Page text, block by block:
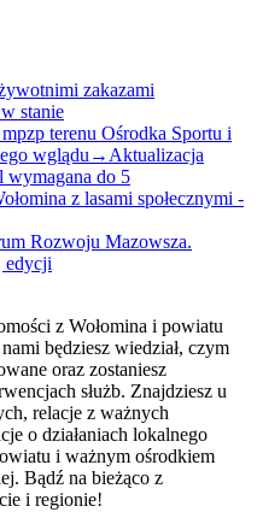
zakazami
stanie
terenu Ośrodka Sportu i
wglądu → Aktualizacja
do 5
z lasami społecznymi -
Rozwoju Mazowsza.
edycji
z Wołomina i powiatu
będziesz wiedział, czym
oraz zostaniesz
służb. Znajdziesz u
relacje z ważnych
o działaniach lokalnego
i ważnym ośrodkiem
Bądź na bieżąco z
i regionie!